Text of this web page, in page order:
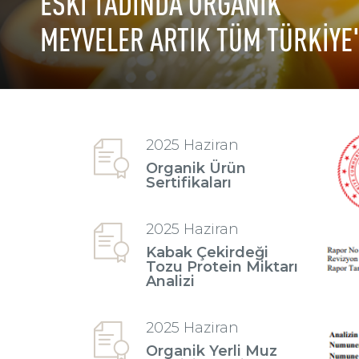
MEYVELER ARTIK TÜM
2025 Haziran
Organik Ürün
Sertifikaları
2025 Haziran
Kabak Çekirdeği
Tozu Protein Miktarı
Analizi
2025 Haziran
Organik Yerli Muz